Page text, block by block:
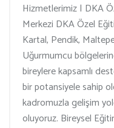
Hizmetlerimiz | DKA
Merkezi DKA Özel
Kartal, Pendik,
Uğurmumcu
bireylere kapsamlı
bir potansiyele sahip
kadromuzla gelişim
oluyoruz. Bireysel